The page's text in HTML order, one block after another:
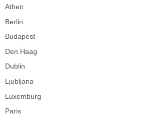
Athen
Berlin
Budapest
Den Haag
Dublin
Ljubljana
Luxemburg
Paris